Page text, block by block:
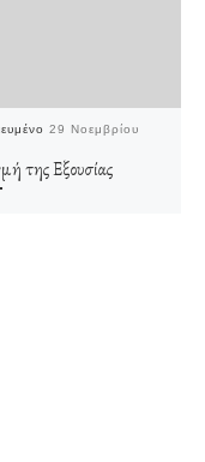
29 Νοεμβρίου
της Εξουσίας